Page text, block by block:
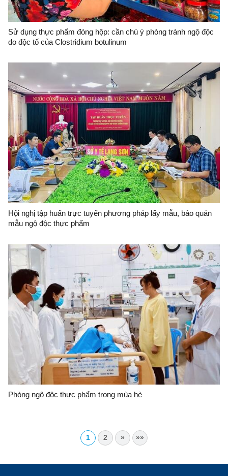
Sử dụng thực phẩm đóng hộp: cần chú ý phòng tránh ngộ độc
do độc tố của Clostridium botulinum
Hội nghị tập huấn trực tuyến phương pháp lấy mẫu, bảo quản
mẫu ngộ độc thực phẩm
Phòng ngộ độc thực phẩm trong mùa hè
1 2 » »»